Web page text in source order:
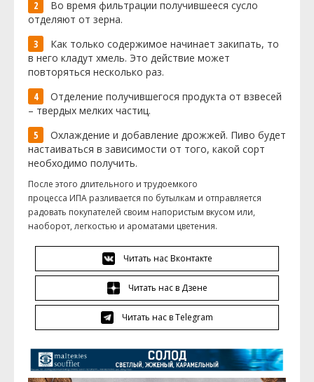
Во время фильтрации получившееся сусло
отделяют от зерна.
Как только содержимое начинает закипать, то
в него кладут хмель. Это действие может
повторяться несколько раз.
Отделение получившегося продукта от взвесей
– твердых мелких частиц.
Охлаждение и добавление дрожжей. Пиво будет
настаиваться в зависимости от того, какой сорт
необходимо получить.
После этого длительного и трудоемкого
процесса ИПА разливается по бутылкам и отправляется
радовать покупателей своим напористым вкусом или,
наоборот, легкостью и ароматами цветения.
Читать нас Вконтакте
Читать нас в Дзене
Читать нас в Telegram